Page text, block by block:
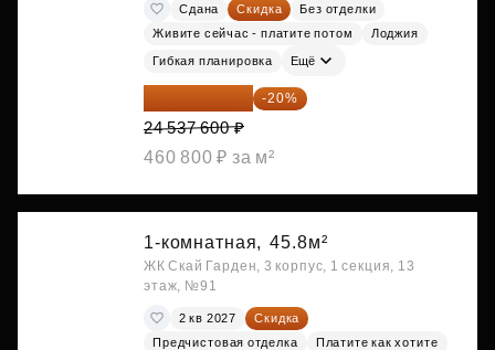
Сдана Скидка
Без отделки
Живите сейчас - платите потом
Лоджия
Гибкая планировка Ещё
19 630 080 ₽ -20%
24 537 600 ₽
460 800 ₽ за м²
1-комнатная, 45.8м²
ЖК Скай Гарден, 3 корпус, 1 секция, 13
этаж, №91
2 кв 2027
Скидка
Предчистовая отделка
Платите как хотите